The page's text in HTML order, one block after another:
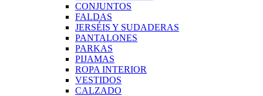
CONJUNTOS
FALDAS
JERSÉIS Y SUDADERAS
PANTALONES
PARKAS
PIJAMAS
ROPA INTERIOR
VESTIDOS
CALZADO